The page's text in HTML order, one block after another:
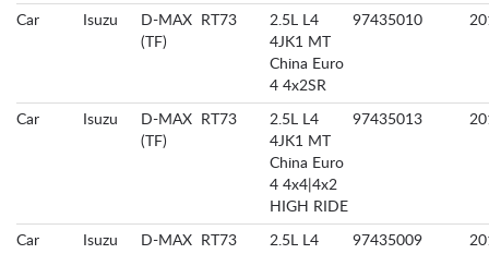
Car Isuzu
D-MAX
(TF)
RT73
2.5L L4
4JK1 MT
China Euro
4 4x2SR
97435010
Car Isuzu
D-MAX
(TF)
RT73
2.5L L4
4JK1 MT
China Euro
4 4x4|4x2
HIGH RIDE
97435013
Car Isuzu
D-MAX
RT73
2.5L L4
97435009